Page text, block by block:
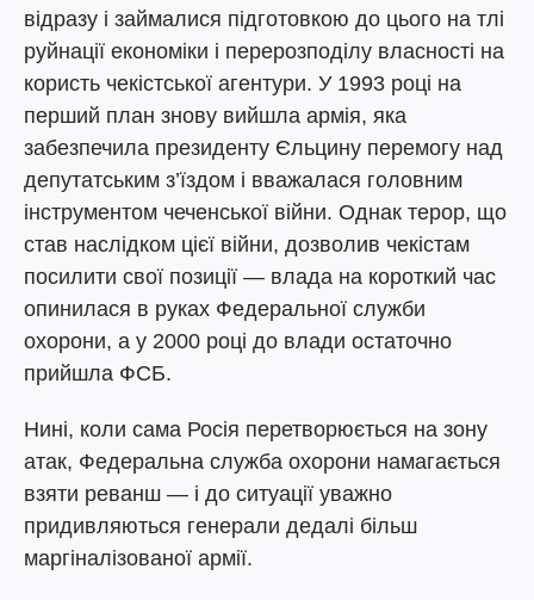
відразу і займалися підготовкою до цього на тлі
руйнації економіки і перерозподілу власності на
користь чекістської агентури. У 1993 році на
перший план знову вийшла армія, яка
забезпечила президенту Єльцину перемогу над
депутатським з’їздом і вважалася головним
інструментом чеченської війни. Однак терор, що
став наслідком цієї війни, дозволив чекістам
посилити свої позиції — влада на короткий час
опинилася в руках Федеральної служби
охорони, а у 2000 році до влади остаточно
прийшла ФСБ.
Нині, коли сама Росія перетворюється на зону
атак, Федеральна служба охорони намагається
взяти реванш — і до ситуації уважно
придивляються генерали дедалі більш
маргіналізованої армії.